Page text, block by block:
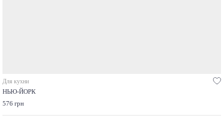
Для кухни
НЬЮ-ЙОРК
576 грн